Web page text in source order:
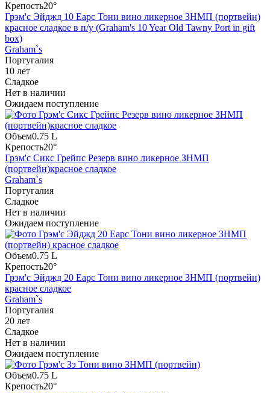
Крепость20°
Грэм'с Эйджд 10 Еарс Тони вино ликерное ЗНМП (портвейн)
красное сладкое в п/у (Graham's 10 Year Old Tawny Port in gift
box)
Graham`s
Португалия
10 лет
Сладкое
Нет в наличии
Ожидаем поступление
Объем0.75 L
Крепость20°
Грэм'c Сикс Грейпс Резерв вино ликерное ЗНМП
(портвейн)красное сладкое
Graham`s
Португалия
Сладкое
Нет в наличии
Ожидаем поступление
Объем0.75 L
Крепость20°
Грэм'с Эйджд 20 Еарс Тони вино ликерное ЗНМП (портвейн)
красное сладкое
Graham`s
Португалия
20 лет
Сладкое
Нет в наличии
Ожидаем поступление
Объем0.75 L
Крепость20°